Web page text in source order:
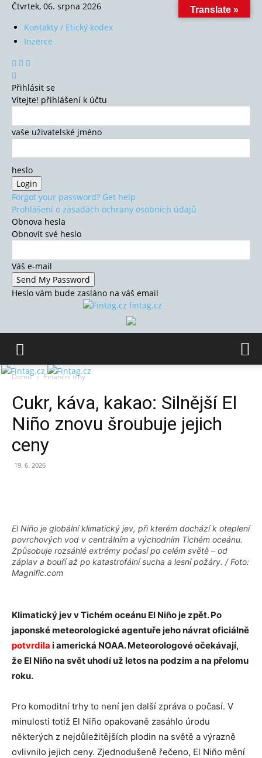
Čtvrtek, 06. srpna 2026
Kontakty / Etický kodex
Inzerce
Přihlásit se
Vítejte! přihlášení k účtu
vaše uživatelské jméno
heslo
Forgot your password? Get help
Prohlášení o zásadách ochrany osobních údajů
Obnova hesla
Obnovit své heslo
Váš e-mail
Heslo vám bude zasláno na váš email
fintag.cz
Domů Finanční trhy
Cukr, káva, kakao: Silnější El
Niño znovu šroubuje jejich
ceny
19. 6. 2026
El Niño je globální klimatický jev, při kterém dochází k oteplení
povrchových vod v centrálním a východním Tichém oceánu.
Způsobuje rozsáhlé extrémy počasí po celém světě – od
záplav a bouří až po katastrofální sucha a lesní požáry. / Foto:
Magnific.com
Klimatický jev v Tichém oceánu El Niño je zpět. Po
japonské meteorologické agentuře jeho návrat oficiálně
potvrdila i americká NOAA. Meteorologové očekávají,
že El Niño na svět uhodí už letos na podzim a na přelomu
roku.
Pro komoditní trhy to není jen další zpráva o počasí. V
minulosti totiž El Niño opakovaně zasáhlo úrodu
některých z nejdůležitějších plodin na světě a výrazně
ovlivnilo jejich ceny. Zjednodušeně řečeno, El Niño mění
Translate »